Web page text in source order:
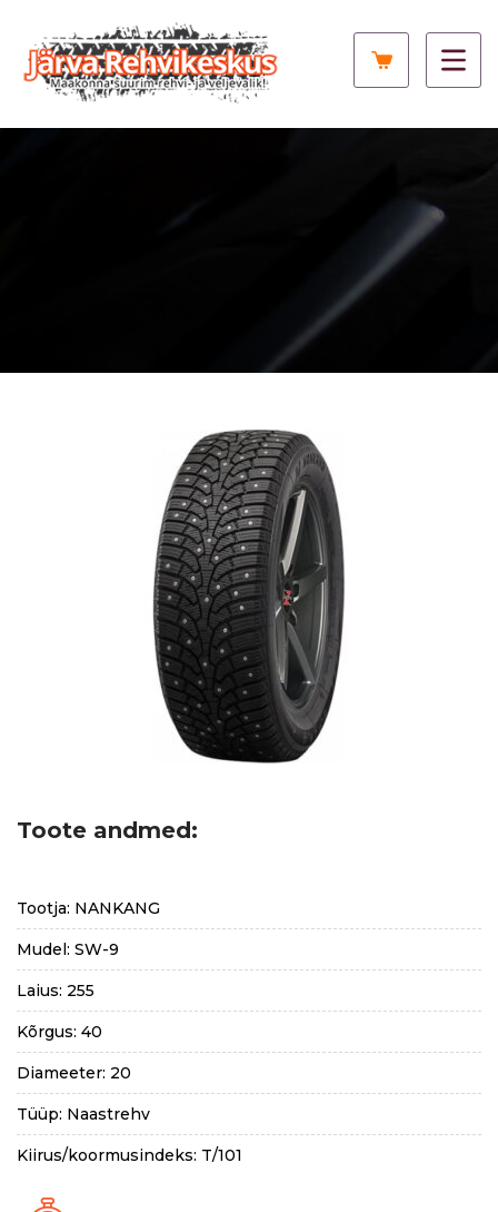
Toote andmed:
Tootja: NANKANG
Mudel: SW-9
Laius: 255
Kõrgus: 40
Diameeter: 20
Tüüp: Naastrehv
Kiirus/koormusindeks: T/101